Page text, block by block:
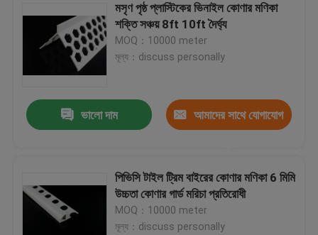
মসৃণ পৃষ্ঠ প্লাস্টিকের ভিনাইল কোণার মণিকা
শক্তি সঞ্চয় 8ft 10ft দৈর্ঘ্য
MOQ：10000 meter
মূল্য：discuss personally
ভালো দাম আমাদের সাথে যোগাযোগ
পিভিসি টাইল ট্রিম বাইরের কোণার মণিকা 6 মিমি
উচ্চতা কোণার গার্ড মরিচা প্রতিরোধী
MOQ：10000 meter
মূল্য：discuss personally